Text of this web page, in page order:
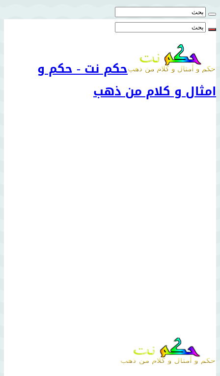
حكم نت - حكم و
امثال و كلام من ذهب